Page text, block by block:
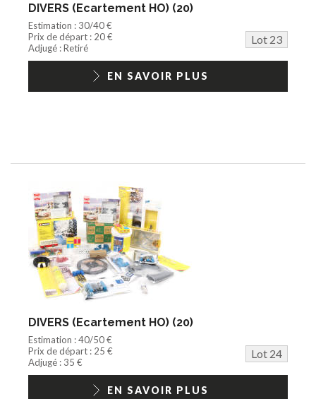
DIVERS (Ecartement HO) (20)
Estimation : 30/40 €
Prix de départ : 20 €
Lot 23
Adjugé : Retiré
EN SAVOIR PLUS
DIVERS (Ecartement HO) (20)
Estimation : 40/50 €
Prix de départ : 25 €
Lot 24
Adjugé : 35 €
EN SAVOIR PLUS